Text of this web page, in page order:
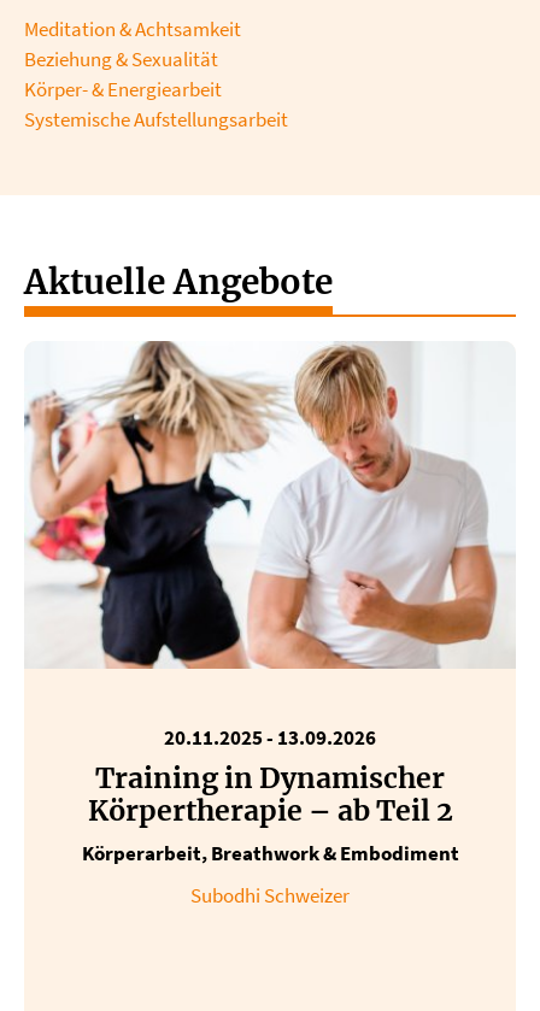
Meditation & Achtsamkeit
Beziehung & Sexualität
Körper- & Energiearbeit
Systemische Aufstellungsarbeit
Aktuelle Angebote
20.11.2025- 13.09.2026
Training in Dynamischer
Körpertherapie – ab Teil 2
Körperarbeit, Breathwork & Embodiment
Subodhi Schweizer